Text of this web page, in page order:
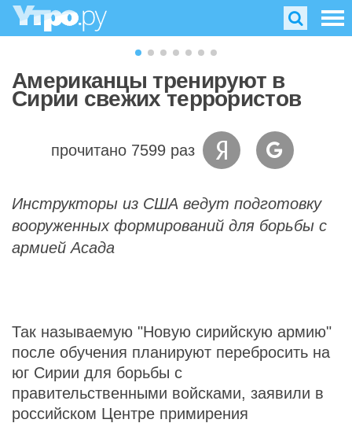
Американцы тренируют в
Сирии свежих террористов
прочитано 7599 раз
Инструкторы из США ведут подготовку
вооруженных формирований для борьбы с
армией Асада
Так называемую "Новую сирийскую армию"
после обучения планируют перебросить на
юг Сирии для борьбы с
правительственными войсками, заявили в
российском Центре примирения